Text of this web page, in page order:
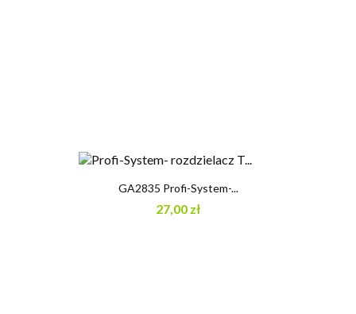
GA2835 Profi-System-...
27,00 zł